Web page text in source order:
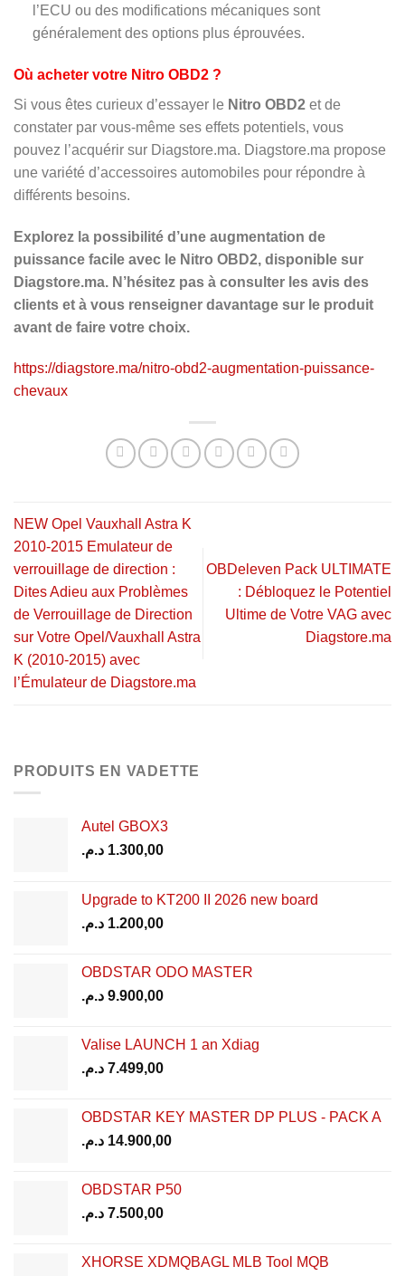
l’ECU ou des modifications mécaniques sont
généralement des options plus éprouvées.
Où acheter votre Nitro OBD2 ?
Si vous êtes curieux d’essayer le Nitro OBD2 et de
constater par vous-même ses effets potentiels, vous
pouvez l’acquérir sur Diagstore.ma. Diagstore.ma propose
une variété d’accessoires automobiles pour répondre à
différents besoins.
Explorez la possibilité d’une augmentation de
puissance facile avec le Nitro OBD2, disponible sur
Diagstore.ma. N’hésitez pas à consulter les avis des
clients et à vous renseigner davantage sur le produit
avant de faire votre choix.
https://diagstore.ma/nitro-obd2-augmentation-puissance-
chevaux
NEW Opel Vauxhall Astra K
2010-2015 Emulateur de
verrouillage de direction :
Dites Adieu aux Problèmes
de Verrouillage de Direction
sur Votre Opel/Vauxhall Astra
K (2010-2015) avec
l’Émulateur de Diagstore.ma
OBDeleven Pack ULTIMATE
: Débloquez le Potentiel
Ultime de Votre VAG avec
Diagstore.ma
PRODUITS EN VADETTE
Autel GBOX3
1.300,00 د.م.
Upgrade to KT200 II 2026 new board
1.200,00 د.م.
OBDSTAR ODO MASTER
9.900,00 د.م.
Valise LAUNCH 1 an Xdiag
7.499,00 د.م.
OBDSTAR KEY MASTER DP PLUS - PACK A
14.900,00 د.م.
OBDSTAR P50
7.500,00 د.م.
XHORSE XDMQBAGL MLB Tool MQB